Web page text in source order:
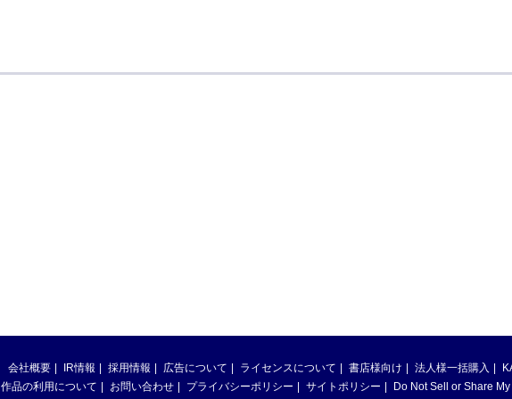
会社概要 IR情報 採用情報 広告について ライセンスについて 書店様向け 法人様一括購入
作品の利用について
お問い合わせ プライバシーポリシー サイトポリシー Do Not Sell or Share